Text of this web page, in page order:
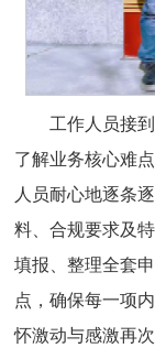
工作人员接
了解业务核心难
人员耐心地逐条
料、合规要求及
填报、整理全套
点，确保每一项
怀激动与感激再